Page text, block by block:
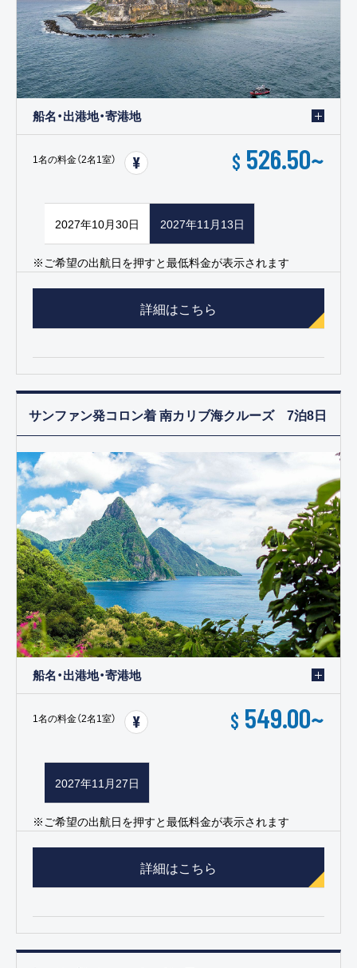
船名・出港地・寄港地
1名の料金（2名1室） $ 526.50~
2027年10月30日 2027年11月13日
※ご希望の出航日を押すと最低料金が表示されます
詳細はこちら
サンファン発コロン着 南カリブ海クルーズ 7泊8日
船名・出港地・寄港地
1名の料金（2名1室） $ 549.00~
2027年11月27日
※ご希望の出航日を押すと最低料金が表示されます
詳細はこちら